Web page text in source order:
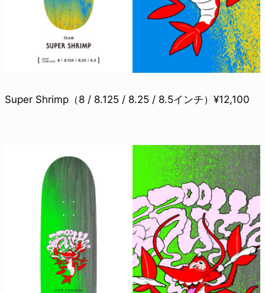
Super Shrimp（8 / 8.125 / 8.25 / 8.5インチ）¥12,100